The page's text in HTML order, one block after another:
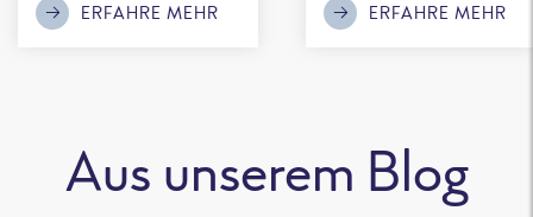
ERFAHRE MEHR ERFAHRE MEHR
Aus unserem Blog